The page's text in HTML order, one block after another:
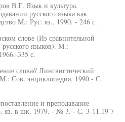
В.Г. Язык и культура.
русского языка как
М.: Рус. яз., 1990. - 246 с.
слове (Из сравнительной
русского языков). М.:
335 с.
слова// Лингвистический
Сов. энциклопедия, 1990 - С.
и преподавание
яз. в шк. 1979. - № 3. - С. 3-11.19 7